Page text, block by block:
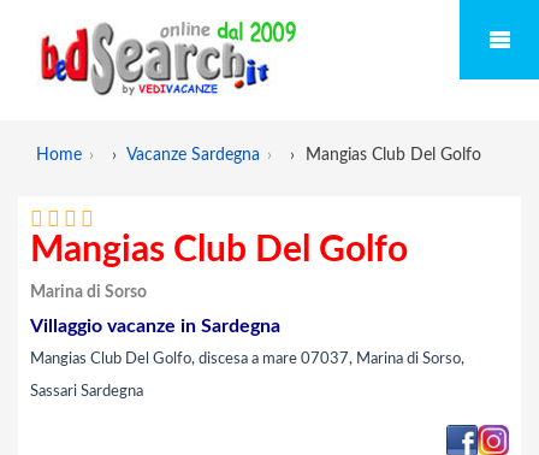
Home › Vacanze Sardegna › Mangias Club Del Golfo
Mangias Club Del Golfo
Marina di Sorso
Villaggio vacanze in Sardegna
Mangias Club Del Golfo, discesa a mare 07037, Marina di Sorso,
Sassari Sardegna